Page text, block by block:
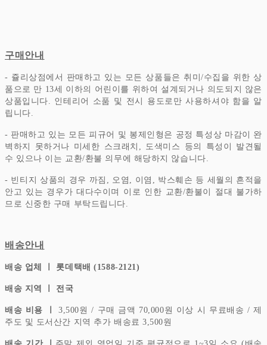
구매안내
- 쥴리상점에서 판매하고 있는 모든 상품들은 취미/수집을 위한 상
품으로 만 13세 이하의 어린이를 위하여 설계되거나 의도되지 않은
상품입니다. 인테리어 소품 및 전시 용도로만 사용하셔야 함을 알
립니다.
- 판매하고 있는 모든 피규어 및 봉제인형은 공정 특성상 마감이 완
벽하지 못하거나 미세한 스크래치, 도색미스 등의 특성이 발견될
수 있으나 이는 교환/환불 의무에 해당하지 않습니다.
- 빈티지 상품의 경우 까짐, 오염, 이염, 박스훼손 등 세월의 흔적을
안고 있는 경우가 대다수이며 이로 인한 교환/환불이 절대 불가하
므로 신중한 구매 부탁드립니다.
배송안내
배송 업체 ㅣ 롯데택배 (1588-2121)
배송 지역 ㅣ 전국
배송 비용 ㅣ3,500원 / 구매 금액 70,000원 이상 시 무료배송 / 제
주도 및 도서산간 지역 추가 배송료 3,500원